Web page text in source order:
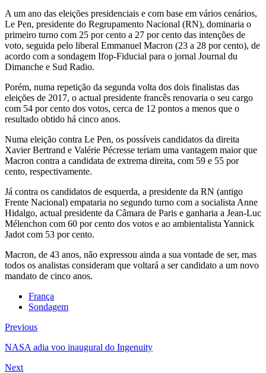
A um ano das eleições presidenciais e com base em vários cenários,
Le Pen, presidente do Regrupamento Nacional (RN), dominaria o
primeiro turno com 25 por cento a 27 por cento das intenções de
voto, seguida pelo liberal Emmanuel Macron (23 a 28 por cento), de
acordo com a sondagem Ifop-Fiducial para o jornal Journal du
Dimanche e Sud Radio.
Porém, numa repetição da segunda volta dos dois finalistas das
eleições de 2017, o actual presidente francês renovaria o seu cargo
com 54 por cento dos votos, cerca de 12 pontos a menos que o
resultado obtido há cinco anos.
Numa eleição contra Le Pen, os possíveis candidatos da direita
Xavier Bertrand e Valérie Pécresse teriam uma vantagem maior que
Macron contra a candidata de extrema direita, com 59 e 55 por
cento, respectivamente.
Já contra os candidatos de esquerda, a presidente da RN (antigo
Frente Nacional) empataria no segundo turno com a socialista Anne
Hidalgo, actual presidente da Câmara de Paris e ganharia a Jean-Luc
Mélenchon com 60 por cento dos votos e ao ambientalista Yannick
Jadot com 53 por cento.
Macron, de 43 anos, não expressou ainda a sua vontade de ser, mas
todos os analistas consideram que voltará a ser candidato a um novo
mandato de cinco anos.
França
Sondagem
Previous
NASA adia voo inaugural do Ingenuity
Next